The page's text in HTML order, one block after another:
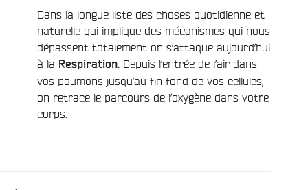
Dans la longue liste des choses quotidienne et
naturelle qui implique des mécanismes qui nous
dépassent totalement on s’attaque aujourd’hui
à la Respiration. Depuis l’entrée de l’air dans
vos poumons jusqu’au fin fond de vos cellules,
on retrace le parcours de l’oxygène dans votre
corps.